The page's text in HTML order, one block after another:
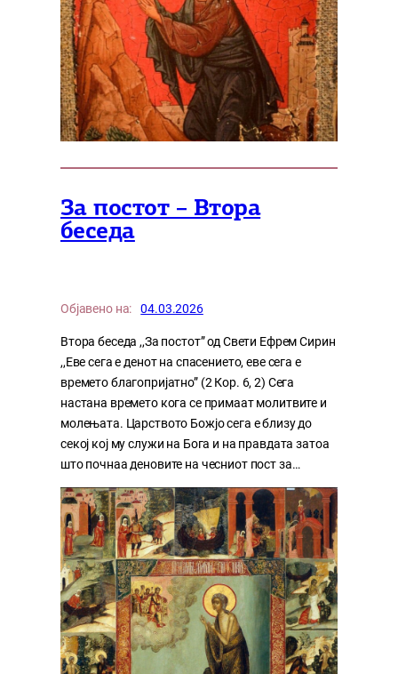
За постот – Втора
беседа
Објавено на: 04.03.2026
Втора беседа ,,За постот” од Свети Ефрем Сирин
,,Еве сега е денот на спасението, еве сега е
времето благопријатно” (2 Кор. 6, 2) Сега
настана времето кога се примаат молитвите и
молењата. Царството Божјо сега е близу до
секој кој му служи на Бога и на правдата затоа
што почнаа деновите на чесниот пост за…